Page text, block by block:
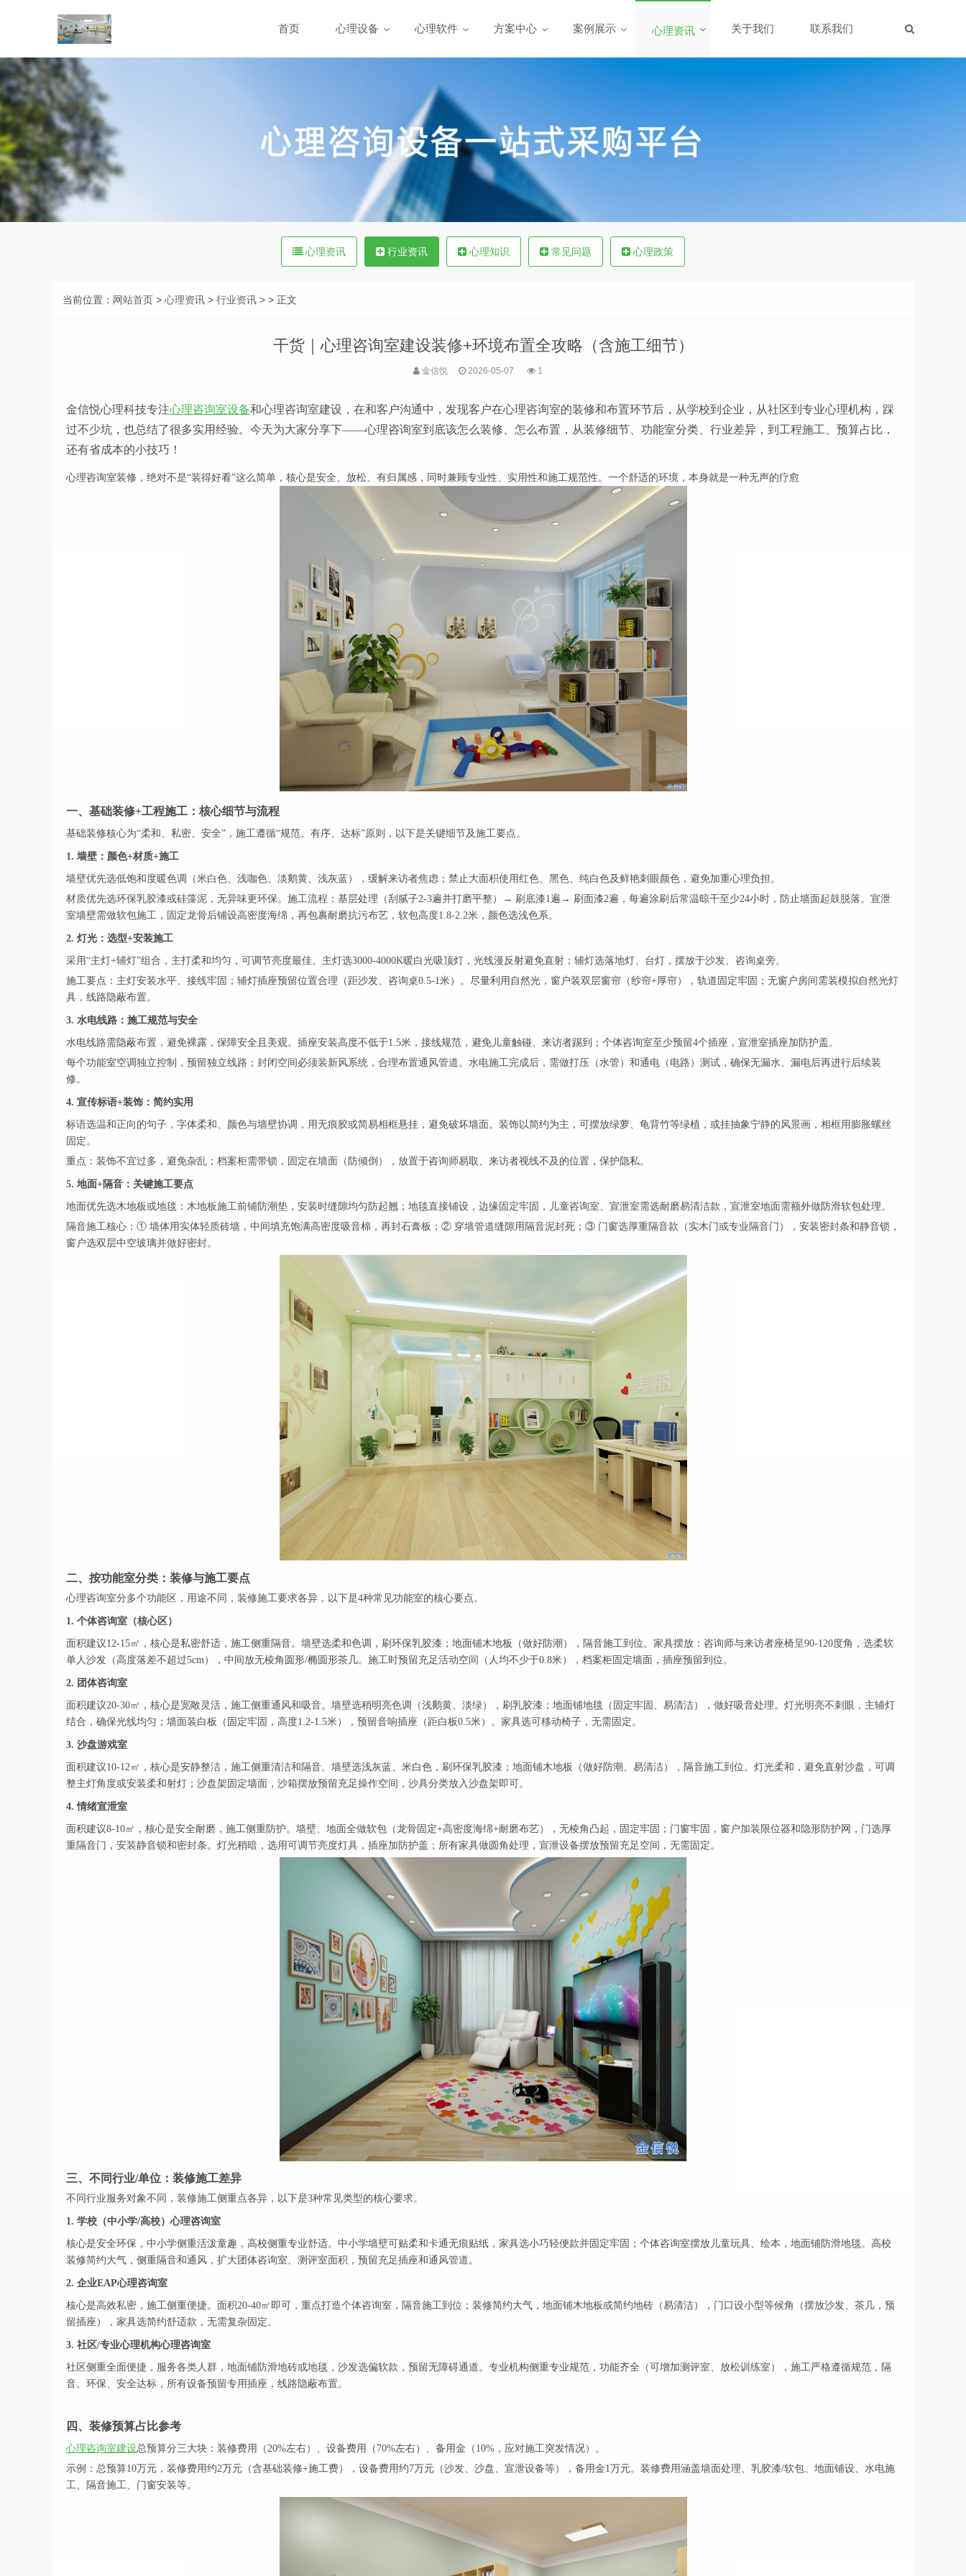
首页 心理设备 心理软件 方案中心 案例展示 心理资讯 关于我们 联系我们
心理资讯 行业资讯 心理知识 常见问题 心理政策
当前位置： 网站首页 > 心理资讯 > 行业资讯 > > 正文
干货｜心理咨询室建设装修+环境布置全攻略（含施工细节）
金信悦 2026-05-07 1
金信悦心理科技专注心理咨询室设备和心理咨询室建设，在和客户沟通中，发现客户在心理咨询室的装修和布置环节后，从学校到企业，从社区到专业心理机构，踩
过不少坑，也总结了很多实用经验。今天为大家分享下——心理咨询室到底该怎么装修、怎么布置，从装修细节、功能室分类、行业差异，到工程施工、预算占比，
还有省成本的小技巧！
心理咨询室装修，绝对不是“装得好看”这么简单，核心是安全、放松、有归属感，同时兼顾专业性、实用性和施工规范性。一个舒适的环境，本身就是一种无声的疗愈
一、基础装修+工程施工：核心细节与流程
基础装修核心为“柔和、私密、安全”，施工遵循“规范、有序、达标”原则，以下是关键细节及施工要点。
1. 墙壁：颜色+材质+施工
墙壁优先选低饱和度暖色调（米白色、浅咖色、淡鹅黄、浅灰蓝），缓解来访者焦虑；禁止大面积使用红色、黑色、纯白色及鲜艳刺眼颜色，避免加重心理负担。
材质优先选环保乳胶漆或硅藻泥，无异味更环保。施工流程：基层处理（刮腻子2-3遍并打磨平整）→ 刷底漆1遍→ 刷面漆2遍，每遍涂刷后常温晾干至少24小时，防止墙面起鼓脱落。宣泄
室墙壁需做软包施工，固定龙骨后铺设高密度海绵，再包裹耐磨抗污布艺，软包高度1.8-2.2米，颜色选浅色系。
2. 灯光：选型+安装施工
采用“主灯+辅灯”组合，主打柔和均匀，可调节亮度最佳。主灯选3000-4000K暖白光吸顶灯，光线漫反射避免直射；辅灯选落地灯、台灯，摆放于沙发、咨询桌旁。
施工要点：主灯安装水平、接线牢固；辅灯插座预留位置合理（距沙发、咨询桌0.5-1米）。尽量利用自然光，窗户装双层窗帘（纱帘+厚帘），轨道固定牢固；无窗户房间需装模拟自然光灯
具，线路隐蔽布置。
3. 水电线路：施工规范与安全
水电线路需隐蔽布置，避免裸露，保障安全且美观。插座安装高度不低于1.5米，接线规范，避免儿童触碰、来访者踢到；个体咨询室至少预留4个插座，宣泄室插座加防护盖。
每个功能室空调独立控制，预留独立线路；封闭空间必须装新风系统，合理布置通风管道。水电施工完成后，需做打压（水管）和通电（电路）测试，确保无漏水、漏电后再进行后续装
修。
4. 宣传标语+装饰：简约实用
标语选温和正向的句子，字体柔和、颜色与墙壁协调，用无痕胶或简易相框悬挂，避免破坏墙面。装饰以简约为主，可摆放绿萝、龟背竹等绿植，或挂抽象宁静的风景画，相框用膨胀螺丝
固定。
重点：装饰不宜过多，避免杂乱；档案柜需带锁，固定在墙面（防倾倒），放置于咨询师易取、来访者视线不及的位置，保护隐私。
5. 地面+隔音：关键施工要点
地面优先选木地板或地毯：木地板施工前铺防潮垫，安装时缝隙均匀防起翘；地毯直接铺设，边缘固定牢固，儿童咨询室、宣泄室需选耐磨易清洁款，宣泄室地面需额外做防滑软包处理。
隔音施工核心：① 墙体用实体轻质砖墙，中间填充饱满高密度吸音棉，再封石膏板；② 穿墙管道缝隙用隔音泥封死；③ 门窗选厚重隔音款（实木门或专业隔音门），安装密封条和静音锁，
窗户选双层中空玻璃并做好密封。
二、按功能室分类：装修与施工要点
心理咨询室分多个功能区，用途不同，装修施工要求各异，以下是4种常见功能室的核心要点。
1. 个体咨询室（核心区）
面积建议12-15㎡，核心是私密舒适，施工侧重隔音。墙壁选柔和色调，刷环保乳胶漆；地面铺木地板（做好防潮），隔音施工到位。家具摆放：咨询师与来访者座椅呈90-120度角，选柔软
单人沙发（高度落差不超过5cm），中间放无棱角圆形/椭圆形茶几。施工时预留充足活动空间（人均不少于0.8米），档案柜固定墙面，插座预留到位。
2. 团体咨询室
面积建议20-30㎡，核心是宽敞灵活，施工侧重通风和吸音。墙壁选稍明亮色调（浅鹅黄、淡绿），刷乳胶漆；地面铺地毯（固定牢固、易清洁），做好吸音处理。灯光明亮不刺眼，主辅灯
结合，确保光线均匀；墙面装白板（固定牢固，高度1.2-1.5米），预留音响插座（距白板0.5米）。家具选可移动椅子，无需固定。
3. 沙盘游戏室
面积建议10-12㎡，核心是安静整洁，施工侧重清洁和隔音。墙壁选浅灰蓝、米白色，刷环保乳胶漆；地面铺木地板（做好防潮、易清洁），隔音施工到位。灯光柔和，避免直射沙盘，可调
整主灯角度或安装柔和射灯；沙盘架固定墙面，沙箱摆放预留充足操作空间，沙具分类放入沙盘架即可。
4. 情绪宣泄室
面积建议8-10㎡，核心是安全耐磨，施工侧重防护。墙壁、地面全做软包（龙骨固定+高密度海绵+耐磨布艺），无棱角凸起，固定牢固；门窗牢固，窗户加装限位器和隐形防护网，门选厚
重隔音门，安装静音锁和密封条。灯光稍暗，选用可调节亮度灯具，插座加防护盖；所有家具做圆角处理，宣泄设备摆放预留充足空间，无需固定。
三、不同行业/单位：装修施工差异
不同行业服务对象不同，装修施工侧重点各异，以下是3种常见类型的核心要求。
1. 学校（中小学/高校）心理咨询室
核心是安全环保，中小学侧重活泼童趣，高校侧重专业舒适。中小学墙壁可贴柔和卡通无痕贴纸，家具选小巧轻便款并固定牢固；个体咨询室摆放儿童玩具、绘本，地面铺防滑地毯。高校
装修简约大气，侧重隔音和通风，扩大团体咨询室、测评室面积，预留充足插座和通风管道。
2. 企业EAP心理咨询室
核心是高效私密，施工侧重便捷。面积20-40㎡即可，重点打造个体咨询室，隔音施工到位；装修简约大气，地面铺木地板或简约地砖（易清洁），门口设小型等候角（摆放沙发、茶几，预
留插座），家具选简约舒适款，无需复杂固定。
3. 社区/专业心理机构心理咨询室
社区侧重全面便捷，服务各类人群，地面铺防滑地砖或地毯，沙发选偏软款，预留无障碍通道。专业机构侧重专业规范，功能齐全（可增加测评室、放松训练室），施工严格遵循规范，隔
音、环保、安全达标，所有设备预留专用插座，线路隐蔽布置。
四、装修预算占比参考
心理咨询室建设总预算分三大块：装修费用（20%左右）、设备费用（70%左右）、备用金（10%，应对施工突发情况）。
示例：总预算10万元，装修费用约2万元（含基础装修+施工费），设备费用约7万元（沙发、沙盘、宣泄设备等），备用金1万元。装修费用涵盖墙面处理、乳胶漆/软包、地面铺设、水电施
工、隔音施工、门窗安装等。